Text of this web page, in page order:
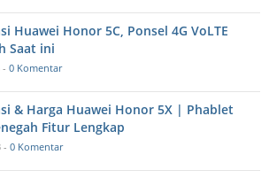
Huawei Honor 5C, Ponsel 4G VoLTE
Saat ini
- 0 Komentar
& Harga Huawei Honor 5X | Phablet
Fitur Lengkap
- 0 Komentar